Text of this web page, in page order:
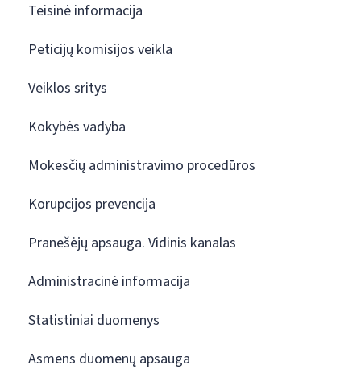
Teisinė informacija
Peticijų komisijos veikla
Veiklos sritys
Kokybės vadyba
Mokesčių administravimo procedūros
Korupcijos prevencija
Pranešėjų apsauga. Vidinis kanalas
Administracinė informacija
Statistiniai duomenys
Asmens duomenų apsauga